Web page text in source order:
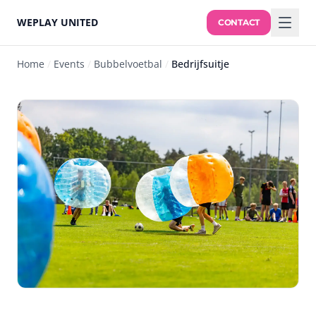
WEPLAY UNITED CONTACT
Home / Events / Bubbelvoetbal / Bedrijfsuitje